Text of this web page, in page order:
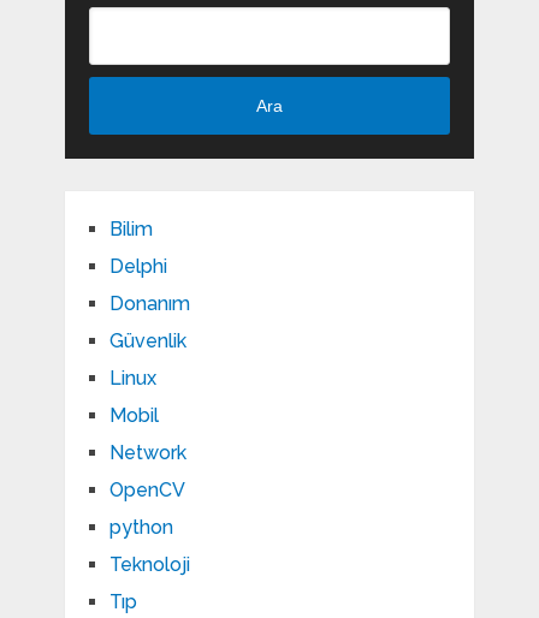
Ara
Bilim
Delphi
Donanım
Güvenlik
Linux
Mobil
Network
OpenCV
python
Teknoloji
Tıp